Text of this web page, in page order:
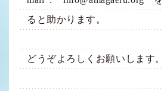
ると助かります。
どうぞよろしくお願いします。